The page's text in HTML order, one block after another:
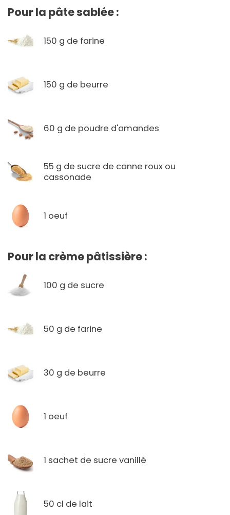
Pour la pâte sablée :
150 g de farine
150 g de beurre
60 g de poudre d'amandes
55 g de sucre de canne roux ou
cassonade
1 oeuf
Pour la crème pâtissière :
100 g de sucre
50 g de farine
30 g de beurre
1 oeuf
1 sachet de sucre vanillé
50 cl de lait